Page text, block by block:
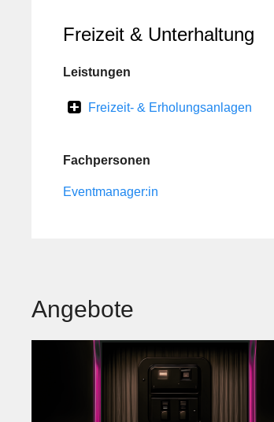
Freizeit & Unterhaltung
Leistungen
Freizeit- & Erholungsanlagen
Fachpersonen
Eventmanager:in
Angebote